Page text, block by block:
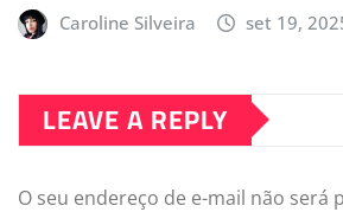
Caroline Silveira set 19,
LEAVE A REPLY
O seu endereço de e-mail não será